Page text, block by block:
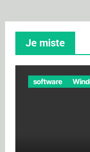
Je miste
software